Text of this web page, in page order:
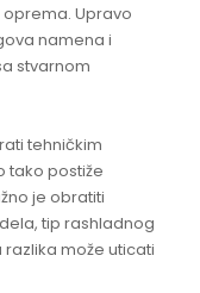
Upravo
namena i
stvarnom
tehničkim
tako postiže
je obratiti
tip rashladnog
može uticati